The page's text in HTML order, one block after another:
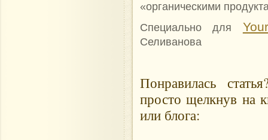
«органическими
Специально для
Селиванова
Понравилась
просто щелкнув на
или блога: